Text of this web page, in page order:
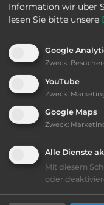
Webseite:
Ausstattung:
Information wir über
lesen Sie bitte unsere
Google
Zweck:
YouTube
Zweck:
Google Maps
Zweck:
Alle Dienste
Mit diesem
oder